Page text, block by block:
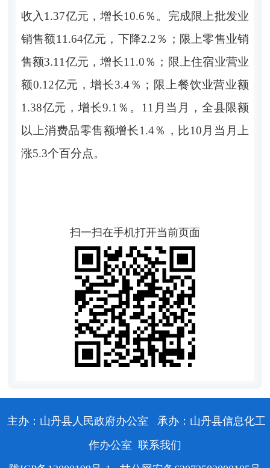
收入1.37亿元，增长10.6％。完成限上批发业
销售额11.64亿元，下降2.2％；限上零售业销
售额3.11亿元，增长11.0％；限上住宿业营业
额0.12亿元，增长3.4％；限上餐饮业营业额
1.38亿元，增长9.1％。11月当月，全县限额
以上消费品零售额增长1.4％，比10月当月上
涨5.3个百分点。
扫一扫在手机打开当前页面
主办：山丹县人民政府办公室
承办：山丹县信息化工
作办公室 联系我们